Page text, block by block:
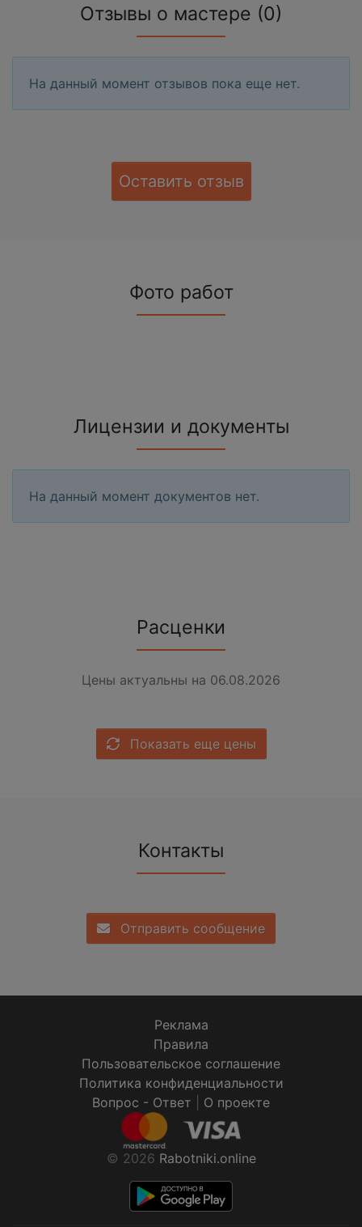
Отзывы о мастере (0)
На данный момент отзывов пока еще нет.
Оставить отзыв
Фото работ
Лицензии и документы
На данный момент документов нет.
Расценки
Цены актуальны на 06.08.2026
Показать еще цены
Контакты
Отправить сообщение
Реклама
Правила
Пользовательское соглашение
Политика конфиденциальности
Вопрос - Ответ
О проекте
© 2026 Rabotniki.online